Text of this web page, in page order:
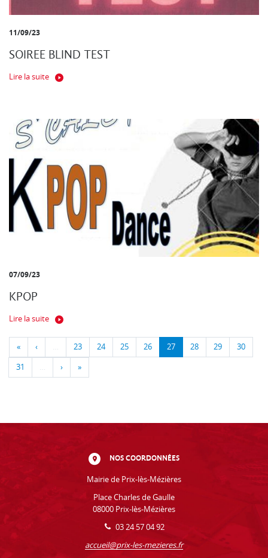
11/09/23
SOIREE BLIND TEST
Lire la suite
07/09/23
KPOP
Lire la suite
« ‹ … 23 24 25 26 27 28 29 30
31 … › »
NOS COORDONNÉES
Mairie de Prix-lès-Mézières
Place Charles de Gaulle
08000 Prix-lès-Mézières
03 24 57 04 92
accueil@prix-les-mezieres.fr